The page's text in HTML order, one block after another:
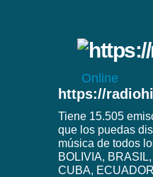
Online
https://
Tiene 15.505
que los puedas
música de todos
BOLIVIA,
CUBA,